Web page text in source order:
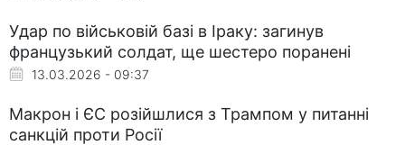
Удар по військовій базі в Іраку: загинув
французький солдат, ще шестеро поранені
13.03.2026 - 09:37
Макрон і ЄС розійшлися з Трампом у питанні
санкцій проти Росії